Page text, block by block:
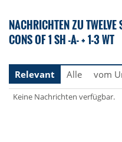
NACHRICHTEN ZU
CONS OF 1 SH -A- + 1-3 WT
Relevant
Alle vom
Keine Nachrichten verfügbar.